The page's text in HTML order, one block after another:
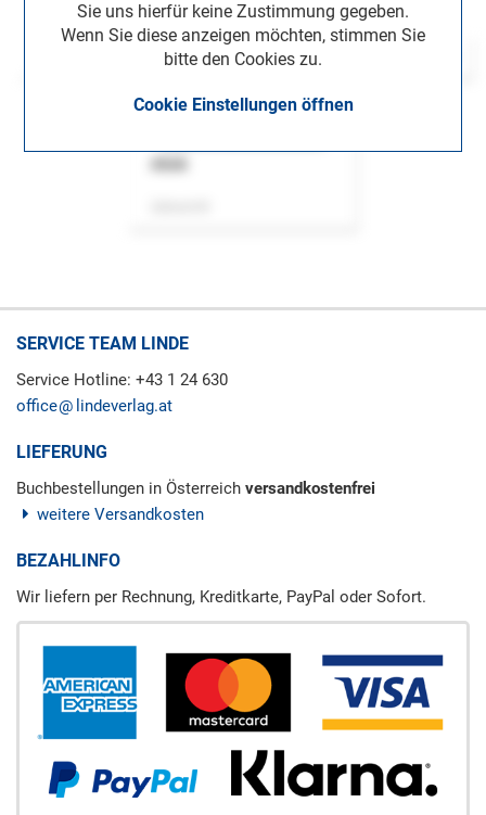
Sie uns hierfür keine Zustimmung gegeben.
Wenn Sie diese anzeigen möchten, stimmen Sie
bitte den Cookies zu.
Cookie Einstellungen öffnen
SERVICE TEAM LINDE
Service Hotline: +43 1 24 630
office
lindeverlag.at
LIEFERUNG
Buchbestellungen in Österreich versandkostenfrei
weitere Versandkosten
BEZAHLINFO
Wir liefern per Rechnung, Kreditkarte, PayPal oder Sofort.